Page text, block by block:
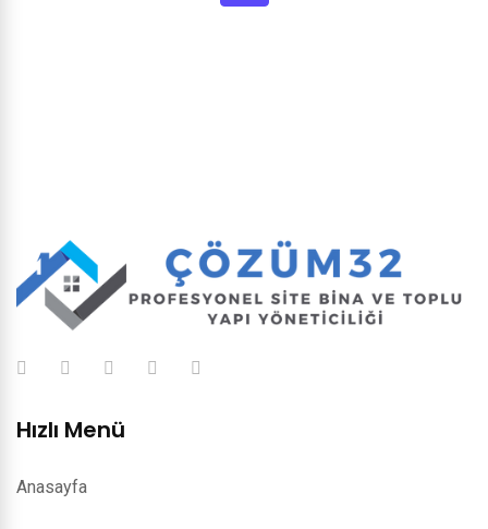
Hızlı Menü
Anasayfa